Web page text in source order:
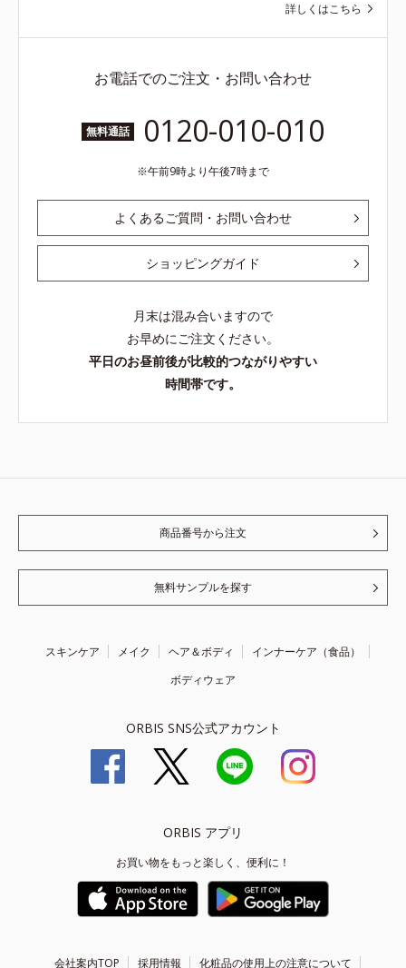
詳しくはこちら
お電話でのご注文・お問い合わせ
無料通話 0120-010-010
午前9時より午後7時まで
よくあるご質問・お問い合わせ
ショッピングガイド
月末は混み合いますので
お早めにご注文ください。
平日のお昼前後が比較的つながりやすい
時間帯です。
商品番号から注文
無料サンプルを探す
スキンケア メイク ヘア＆ボディ
インナーケア（食品）
ボディウェア
ORBIS SNS公式アカウント
ORBIS アプリ
お買い物をもっと楽しく、便利に！
会社案内TOP 採用情報 化粧品の使用上の注意について